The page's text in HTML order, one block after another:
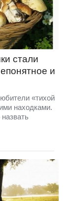
стали
и
«тихой
находками.